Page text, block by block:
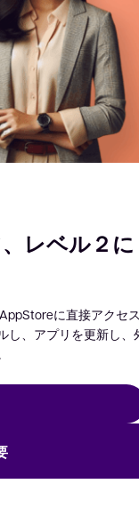
レベル２に
に直接アクセ
し、アプリを更新し、